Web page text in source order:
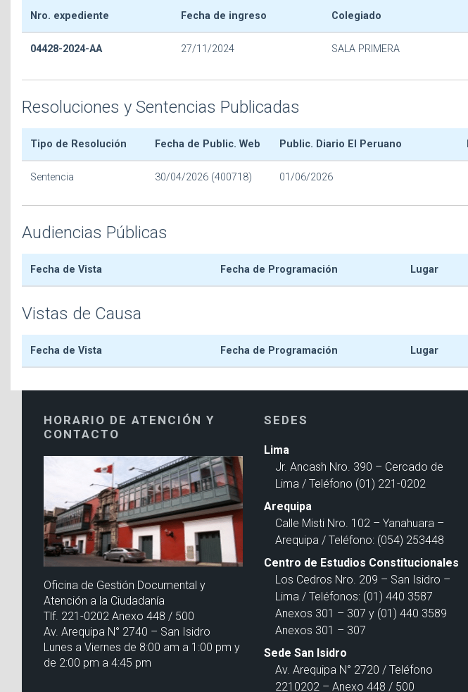
Nro. expediente Fecha de ingreso Colegiado
04428-2024-AA 27/11/2024 SALA PRIMERA
Resoluciones y Sentencias Publicadas
Tipo de Resolución Fecha de Public. Web Public. Diario El Peruano
Sentencia 30/04/2026 (400718) 01/06/2026
Audiencias Públicas
Fecha de Vista Fecha de Programación Lugar
Vistas de Causa
Fecha de Vista Fecha de Programación Lugar
HORARIO DE ATENCIÓN Y
CONTACTO
Oficina de Gestión Documental y
Atención a la Ciudadanía
Tlf. 221-0202 Anexo 448 / 500
Av. Arequipa N° 2740 – San Isidro
Lunes a Viernes de 8:00 am a 1:00 pm y
de 2:00 pm a 4:45 pm
SEDES
Lima
Jr. Ancash Nro. 390 – Cercado de
Lima / Teléfono (01) 221-0202
Arequipa
Calle Misti Nro. 102 – Yanahuara –
Arequipa / Teléfono: (054) 253448
Centro de Estudios Constitucionales
Los Cedros Nro. 209 – San Isidro –
Lima / Teléfonos: (01) 440 3587
Anexos 301 – 307 y (01) 440 3589
Anexos 301 – 307
Sede San Isidro
Av. Arequipa N° 2720 / Teléfono
2210202 – Anexo 448 / 500